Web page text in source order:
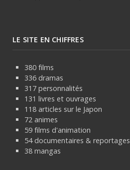
LE SITE EN CHIFFRES
380 films
336 dramas
317 personnalités
131 livres et ouvrages
118 articles sur le Japon
72 animes
59 films d'animation
54 documentaires & reportages
38 mangas